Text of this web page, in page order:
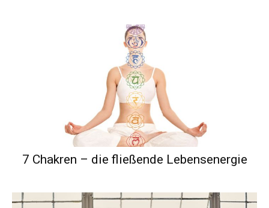
7 Chakren – die fließende Lebensenergie